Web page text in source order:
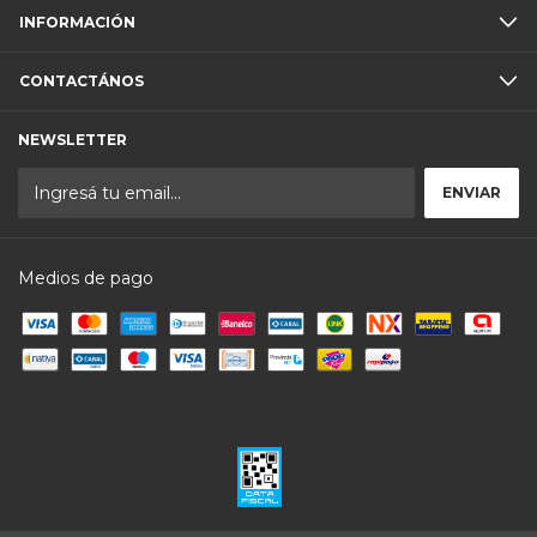
INFORMACIÓN
CONTACTÁNOS
NEWSLETTER
Medios de pago